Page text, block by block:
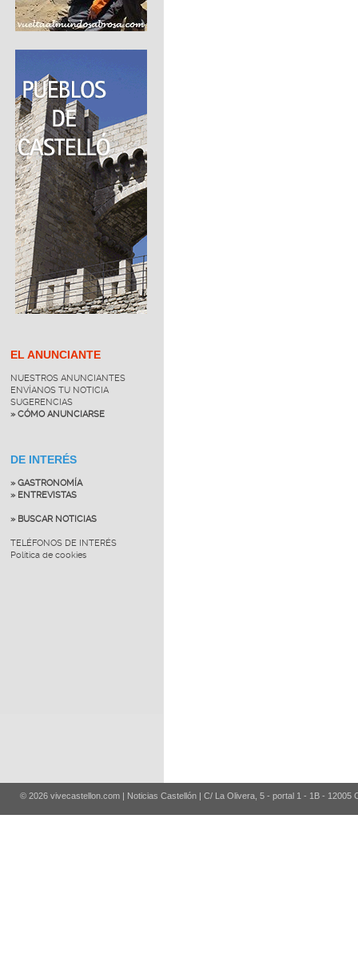
EL ANUNCIANTE
NUESTROS ANUNCIANTES
ENVÍANOS TU NOTICIA
SUGERENCIAS
» CÓMO ANUNCIARSE
DE INTERÉS
» GASTRONOMÍA
» ENTREVISTAS
» BUSCAR NOTICIAS
TELÉFONOS DE INTERÉS
Política de cookies
© 2026 vivecastellon.com | Noticias Castellón | C/ La Olivera, 5 - portal 1 - 1B - 12005